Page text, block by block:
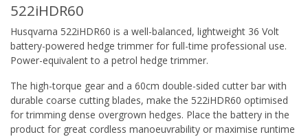
522iHDR60
Husqvarna 522iHDR60 is a well-balanced, lightweight 36 Volt
battery-powered hedge trimmer for full-time professional use.
Power-equivalent to a petrol hedge trimmer.
The high-torque gear and a 60cm double-sided cutter bar with
durable coarse cutting blades, make the 522iHDR60 optimised
for trimming dense overgrown hedges. Place the battery in the
product for great cordless manoeuvrability or maximise runtime